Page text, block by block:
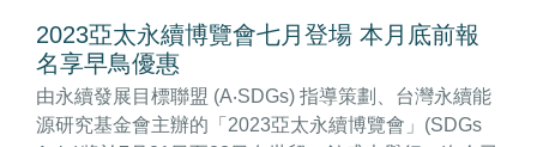
2023亞太永續博覽會七月登場 本月底前報
名享早鳥優惠
由永續發展目標聯盟 (A‧SDGs) 指導策劃、台灣永續能
源研究基金會主辦的「2023亞太永續博覽會」(SDGs